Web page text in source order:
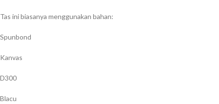
Tas ini biasanya menggunakan bahan:
Spunbond
Kanvas
D300
Blacu